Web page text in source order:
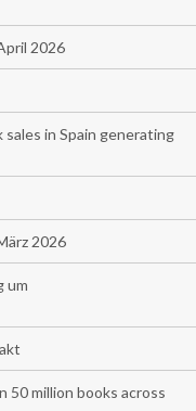
2026
in Spain generating
2026
um
50 million books across